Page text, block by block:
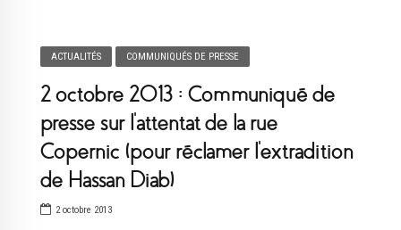
ACTUALITÉS COMMUNIQUÉS DE PRESSE
2 octobre 2013 : Communiqué de
presse sur l’attentat de la rue
Copernic (pour réclamer l’extradition
de Hassan Diab)
2 octobre 2013